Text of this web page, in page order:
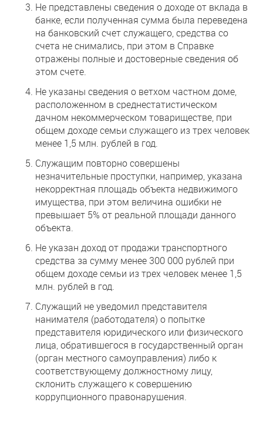
Не представлены сведения о доходе от вклада в
банке, если полученная сумма была переведена
на банковский счет служащего, средства со
счета не снимались, при этом в Справке
отражены полные и достоверные сведения об
этом счете.
Не указаны сведения о ветхом частном доме,
расположенном в среднестатистическом
дачном некоммерческом товариществе, при
общем доходе семьи служащего из трех человек
менее 1,5 млн. рублей в год.
Служащим повторно совершены
незначительные проступки, например, указана
некорректная площадь объекта недвижимого
имущества, при этом величина ошибки не
превышает 5% от реальной площади данного
объекта.
Не указан доход от продажи транспортного
средства за сумму менее 300 000 рублей при
общем доходе семьи из трех человек менее 1,5
млн. рублей в год.
Служащий не уведомил представителя
нанимателя (работодателя) о попытке
представителя юридического или физического
лица, обратившегося в государственный орган
(орган местного самоуправления) либо к
соответствующему должностному лицу,
склонить служащего к совершению
коррупционного правонарушения.